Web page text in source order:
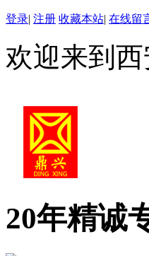
登录| 注册 收藏本站| 在线留
欢迎来到
20年精诚